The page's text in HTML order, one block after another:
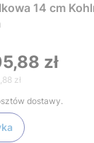
14 cm
zł
zł
dostawy.